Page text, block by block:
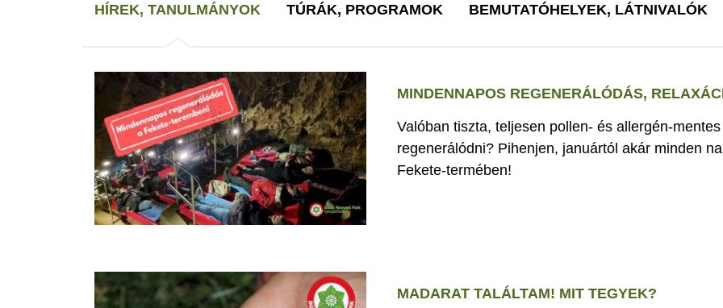
HÍREK, TANULMÁNYOK TÚRÁK, PROGRAMOK BEMUTATÓHELYEK, LÁTNIVALÓK
MINDENNAPOS REGENERÁLÓDÁS,
Valóban tiszta, teljesen pollen- és allergén-
regenerálódni? Pihenjen, januártól akár minden
Fekete-termében!
MADARAT TALÁLTAM! MIT TEGYEK?